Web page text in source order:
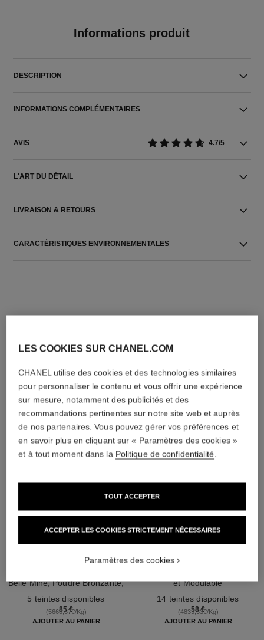
Informations produit
DESCRIPTION
INFORMATIONS COMPLÉMENTAIRES
AVIS 4.7/5
L'ART DU DÉTAIL
LIVRAISON & RETOURS
CARACTÉRISTIQUES ENVIRONNEMENTALES
L'ACCORD PARFAIT
Belle Mine, Poudre Bronzante,
Cou et Décolleté. Maxi Format
5 teintes disponibles
85 €
(5666,67€/Kg)
AJOUTER AU PANIER
et Modulable
14 teintes disponibles
58 €
(4833,33€/Kg)
AJOUTER AU PANIER
LES COOKIES SUR CHANEL.COM
CHANEL utilise des cookies et des technologies similaires
pour personnaliser le contenu et vous offrir une expérience
sur mesure, notamment des publicités et des
recommandations pertinentes sur notre site web et auprès
de nos partenaires. Vous pouvez gérer vos préférences et
en savoir plus en cliquant sur « Paramètres des cookies »
et à tout moment dans la Politique de confidentialité
ACCEPTER LES COOKIES STRICTEMENT NÉCESSAIRES
TOUT ACCEPTER
Paramètres des cookies